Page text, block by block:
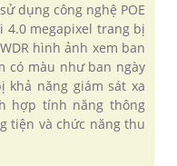
dụng công nghệ POE
4.0 megapixel trang bị
hình ảnh xem ban
có màu như ban ngày
khả năng giám sát xa
hợp tính năng thông
tiện và chức năng thu